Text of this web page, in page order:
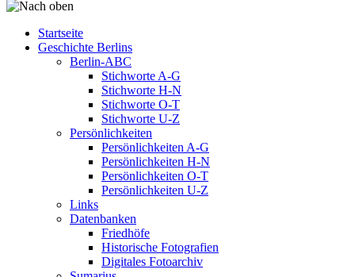
Startseite
Geschichte Berlins
Berlin-ABC
Stichworte A-G
Stichworte H-N
Stichworte O-T
Stichworte U-Z
Persönlichkeiten
Persönlichkeiten A-G
Persönlichkeiten H-N
Persönlichkeiten O-T
Persönlichkeiten U-Z
Links
Datenbanken
Friedhöfe
Historische Fotografien
Digitales Fotoarchiv